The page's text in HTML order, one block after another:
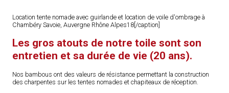
Location tente nomade avec guirlande et location de voile d'ombrage à
Chambéry Savoie, Auvergne Rhône Alpes18[/caption]
Les gros atouts de notre toile sont son
entretien et sa durée de vie (20 ans).
Nos bambous ont des valeurs de résistance permettant la construction
des charpentes sur les tentes nomades et chapiteaux de réception.